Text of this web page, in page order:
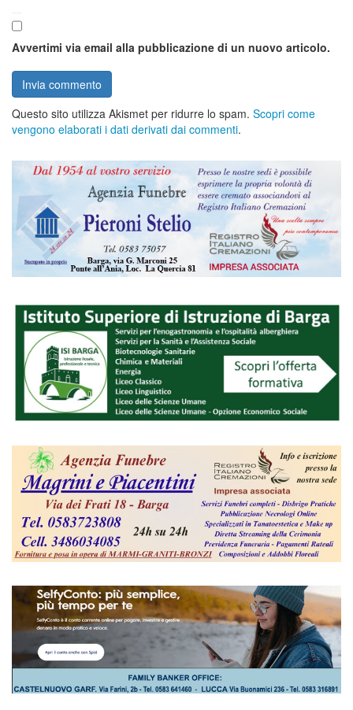
Avvertimi via email alla pubblicazione di un nuovo articolo.
Questo sito utilizza Akismet per ridurre lo spam. Scopri come
vengono elaborati i dati derivati dai commenti.